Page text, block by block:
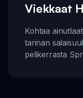
Viekkaat
Kohtaa
tarinan
pelikerrasta